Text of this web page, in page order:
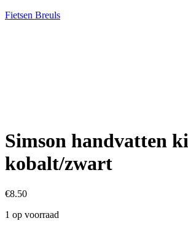
Fietsen Breuls
Simson handvatten
kobalt/zwart
€8.50
1 op voorraad